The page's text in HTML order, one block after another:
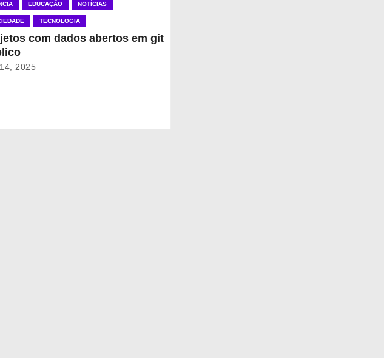
EDUCAÇÃO NOTÍCIAS
TECNOLOGIA
com dados abertos em git
2025